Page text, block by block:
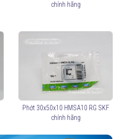
chính hãng
Phớt 30x50x10 HMSA10 RG SKF
chính hãng